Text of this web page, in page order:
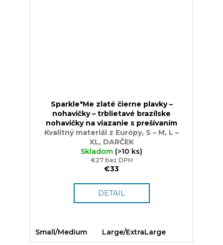
Sparkle*Me zlaté čierne plavky –
nohavičky – trblietavé brazílske
nohavičky na viazanie s prešívaním
Kvalitný materiál z Európy, S – M, L –
XL, DARČEK
Skladom (>10 ks)
€27 bez DPH
€33
DETAIL
Small/Medium Large/ExtraLarge